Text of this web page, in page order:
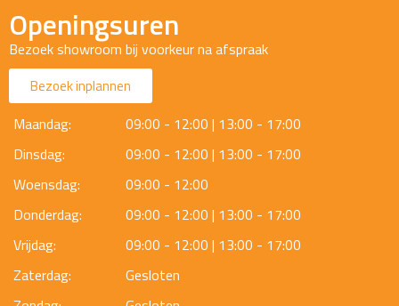
Openingsuren
Bezoek showroom bij voorkeur na afspraak
Bezoek inplannen
Maandag:
09:00 - 12:00 | 13:00 - 17:00
Dinsdag:
09:00 - 12:00 | 13:00 - 17:00
Woensdag:
09:00 - 12:00
Donderdag:
09:00 - 12:00 | 13:00 - 17:00
Vrijdag:
09:00 - 12:00 | 13:00 - 17:00
Zaterdag:
Gesloten